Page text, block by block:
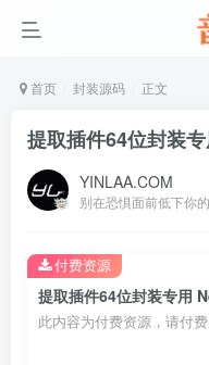
首页 封装源码 正文
提取插件64位封装
YINLAA.COM
别在恐惧面前低下你
提取插件64位封装专用
此内容为付费资源，请付
付费资源